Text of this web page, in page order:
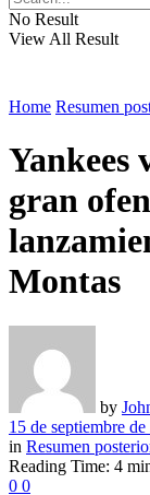
No Result
View All Result
Home Resumen
Yankees
gran
Montas
by
15 de septiembre
in Resumen
Reading Time: 4
0 0